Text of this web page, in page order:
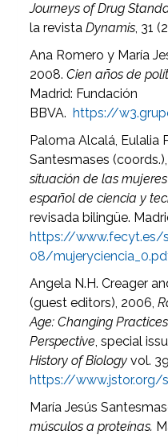
Journeys of Drug
la revistaDynamis, 31
Ana Romero y María
2008.Cien años de
Madrid: Fundación
BBVA. https://
Paloma Alcalá, Eulalia
Santesmases
situación de las
español de ciencia y
revisada bilingüe.
https://
08/
Angela N.H. Creager
(guest editors), 2006,
Age: Changing
Perspective, special
History of Biology vol.
https://www.jstor.org/
María Jesús
músculos a proteínas.